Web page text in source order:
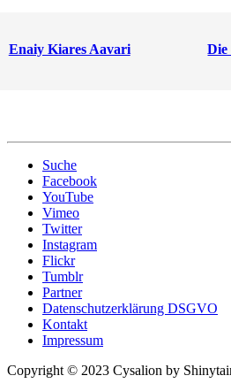
Enaiy Kiares Aavari
Suche
Facebook
YouTube
Vimeo
Twitter
Instagram
Flickr
Tumblr
Partner
Datenschutzerklärung DSGVO
Kontakt
Impressum
Copyright © 2023 Cysalion by